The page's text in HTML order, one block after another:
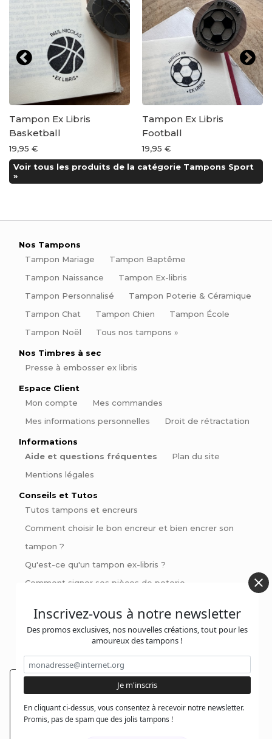
En poursuivant votre navigation sur notre site,
vous acceptez l'installation et l'utilisation de
cookies sur votre poste, notamment à des fins
Tampon Ex Libris
Basketball
19,95 €
Tampon Ex Libris
Football
19,95 €
Voir tous les produits de la catégorie Tampons Sport
»
Nos Tampons
Tampon Mariage
Tampon Baptême
Tampon Naissance
Tampon Ex-libris
Tampon Personnalisé
Tampon Poterie & Céramique
Tampon Chat
Tampon Chien
Tampon École
Tampon Noël
Tous nos tampons »
Nos Timbres à sec
Presse à embosser ex libris
Espace Client
Mon compte
Mes commandes
Mes informations personnelles
Droit de rétractation
Informations
Aide et questions fréquentes
Plan du site
Mentions légales
Conseils et Tutos
Tutos tampons et encreurs
Comment choisir le bon encreur et bien encrer son
tampon ?
Qu'est-ce qu'un tampon ex-libris ?
Comment signer ses pièces de poterie
avec style
Contactez-nous :
@jolitampon
Inscrivez-vous à notre newsletter
Des promos exclusives, nos nouvelles créations, tout pour les
amoureux des tampons !
En cliquant ci-dessus, vous consentez à recevoir notre newsletter.
Promis, pas de spam que des jolis tampons !